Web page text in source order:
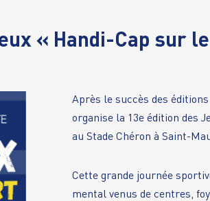
« Handi-Cap sur
Après le succès des
organise la 13e édition des
au Stade Chéron à Saint-
Cette grande journée
mental venus de centres,